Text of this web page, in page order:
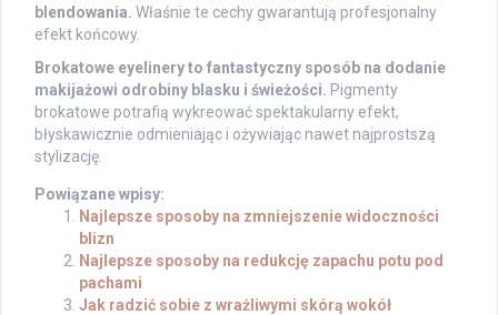
blendowania. Właśnie te cechy gwarantują profesjonalny
efekt końcowy.
Brokatowe eyelinery to fantastyczny sposób na dodanie
makijażowi odrobiny blasku i świeżości. Pigmenty
brokatowe potrafią wykreować spektakularny efekt,
błyskawicznie odmieniając i ożywiając nawet najprostszą
stylizację.
Powiązane wpisy:
Najlepsze sposoby na zmniejszenie widoczności
blizn
Najlepsze sposoby na redukcję zapachu potu pod
pachami
Jak radzić sobie z wrażliwymi skórą wokół